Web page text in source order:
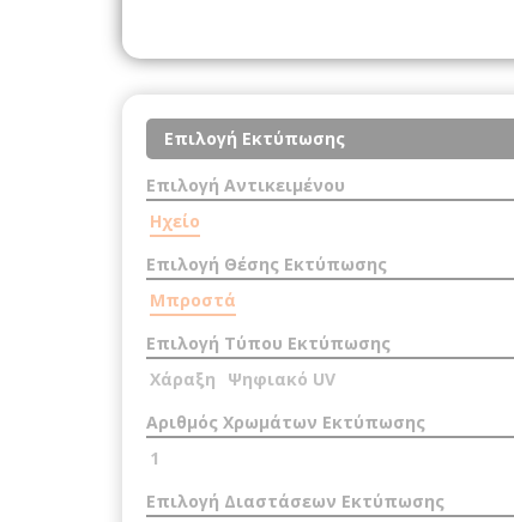
Επιλογή Εκτύπωσης
Επιλογή Αντικειμένου
Ηχείο
Επιλογή Θέσης Εκτύπωσης
Μπροστά
Επιλογή Τύπου Εκτύπωσης
Χάραξη
Ψηφιακό UV
Αριθμός Χρωμάτων Εκτύπωσης
1
Επιλογή Διαστάσεων Εκτύπωσης